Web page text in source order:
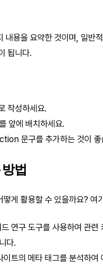
내용을 요약한 것이며, 일반
됩니다.
작성하세요.
앞에 배치하세요.
문구를 추가하는 것이 좋
법
떻게 활용할 수 있을까요? 여
드 연구 도구를 사용하여 관
다.
이트의 메타 태그를 분석하